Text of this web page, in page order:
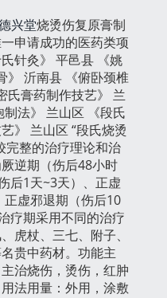
兴堂烧烫伤复原膏制
申请成功的医药类项
针灸》 平邑县 《姚
》 沂南县 《俯卧颈椎
氏膏药制作技艺》 兰
法》 兰山区 《段氏
》 兰山区 “段氏烧烫
完整的治疗理论和治
逆期（伤后48小时
后1天~3天）、正虚
虚邪退期（伤后10
疗期采用不同的治疗
虎杖、三七、附子、
贵中药材。功能主
治烧伤，烫伤，红肿
法用量：外用，涂敷